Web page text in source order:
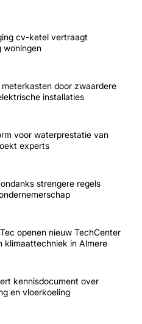
cv-ketel vertraagt
woningen
door zwaardere
installaties
voor waterprestatie van
experts
strengere regels
openen nieuw TechCenter
klimaattechniek in Almere
kennisdocument over
en vloerkoeling